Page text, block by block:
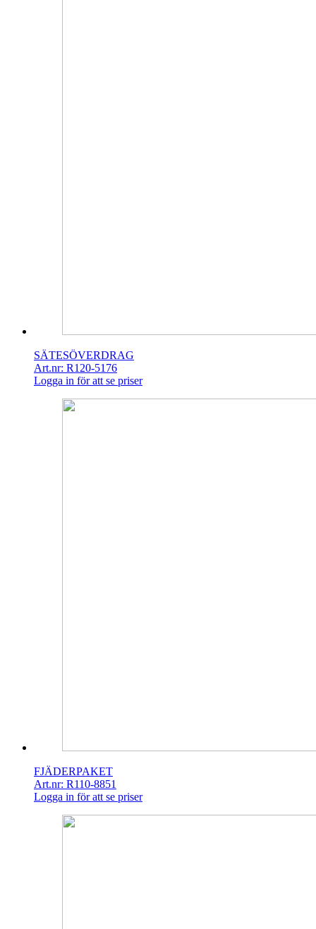
SÄTESÖVERDRAG
Art.nr: R120-5176
Logga in för att se priser
FJÄDERPAKET
Art.nr: R110-8851
Logga in för att se priser